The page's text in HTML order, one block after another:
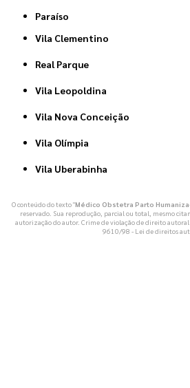
Paraíso
Vila Clementino
Real Parque
Vila Leopoldina
Vila Nova Conceição
Vila Olímpia
Vila Uberabinha
O conteúdo do texto "Médico Obstetra Parto
reservado. Sua reprodução, parcial ou total, mesmo
autorização do autor. Crime de violação de direito
9610/98 - Lei de direitos